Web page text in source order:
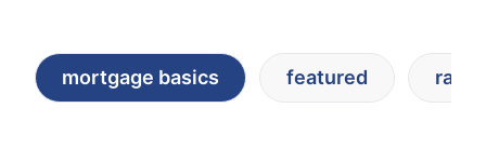
mortgage basics featured rate-